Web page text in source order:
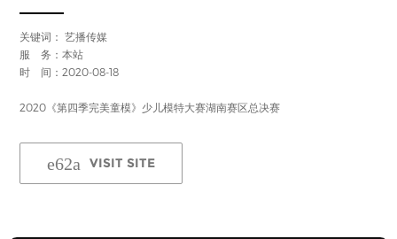
关键词：艺播传媒
服 务：本站
时 间：2020-08-18
2020《第四季完美童模》少儿模特大赛湖南赛区总决赛
VISIT SITE